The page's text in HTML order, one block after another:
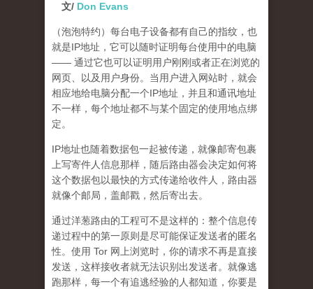
文/ Don Evans
（泡泡特约） 每台电子设备都有自己的指纹，也
就是IP地址，它可以随时证明每台使用中的电脑
—— 通过它也可以证明用户刚刚或者正在浏览的
网页、以及用户身份。当用户进入网站时，就会
相应地给电脑分配一个IP地址，并且和通讯地址
不一样，每个地址都不与某个固定的使用地点绑
定。
IP地址也随着数据包一起被传递，就像邮寄包裹
上写寄件人信息那样，随后路由器会决定如何将
这个数据包以最快的方式传递给收件人，路由器
就像个邮局，盖邮戳，然后寄出去。
通过洋葱路由的工程可不是这样的：整个信息传
递过程中的第一原则是尽可能保证发送者的匿名
性。使用 Tor 网上浏览时，你的请求不再是直接
发送，这样接收者就无法识别出发送者。就像逃
跑那样，每一个有追逃经验的人都知道，你要是